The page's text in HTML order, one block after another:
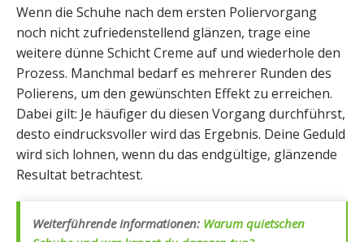
Wenn die Schuhe nach dem ersten Poliervorgang
noch nicht zufriedenstellend glänzen, trage eine
weitere dünne Schicht Creme auf und wiederhole den
Prozess. Manchmal bedarf es mehrerer Runden des
Polierens, um den gewünschten Effekt zu erreichen.
Dabei gilt: Je häufiger du diesen Vorgang durchführst,
desto eindrucksvoller wird das Ergebnis. Deine Geduld
wird sich lohnen, wenn du das endgültige, glänzende
Resultat betrachtest.
Weiterführende Informationen: Warum quietschen